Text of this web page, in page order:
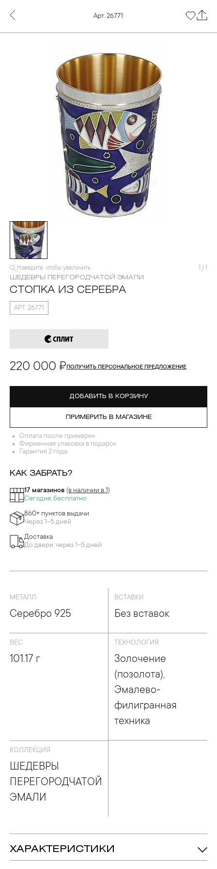
Арт. 26771
Наведите, чтобы увеличить 1 / 1
ШЕДЕВРЫ ПЕРЕГОРОДЧАТОЙ ЭМАЛИ
СТОПКА ИЗ СЕРЕБРА
АРТ. 26771
220 000 ₽ ПОЛУЧИТЬ ПЕРСОНАЛЬНОЕ ПРЕДЛОЖЕНИЕ
ДОБАВИТЬ В КОРЗИНУ
ПРИМЕРИТЬ В МАГАЗИНЕ
Оплата после примерки
Фирменная упаковка в подарок
Гарантия 2 года
КАК ЗАБРАТЬ?
17 магазинов (в наличии в 1)
Сегодня, бесплатно
860+ пунктов выдачи
Через 1-5 дней
Доставка
До двери, через 1-5 дней
МЕТАЛЛ
Серебро 925
ВСТАВКИ
Без вставок
ВЕС
101.17 г
ТЕХНОЛОГИЯ
Золочение
(позолота),
Эмалево-
филигранная
техника
КОЛЛЕКЦИЯ
ШЕДЕВРЫ
ПЕРЕГОРОДЧАТОЙ
ЭМАЛИ
ХАРАКТЕРИСТИКИ